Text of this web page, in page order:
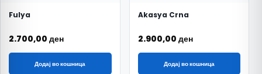
Fulya
2.700,00 ден
Додај во кошница
Akasya Crna
2.900,00 ден
Додај во кошница